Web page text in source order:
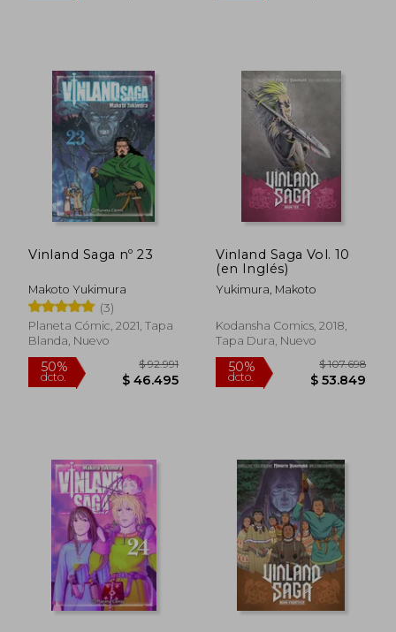
50%
dcto.
$ 194.124
$ 97.062
50%
dcto.
50%
dcto.
$ 92.991
$ 46.495
50%
dcto.
Vinland Saga nº 23
Makoto Yukimura
(3)
Planeta Cómic, 2021, Tapa
Blanda, Nuevo
Vinland Saga Vol. 10
(en Inglés)
Yukimura, Makoto
Kodansha Comics, 2018,
Tapa Dura, Nuevo